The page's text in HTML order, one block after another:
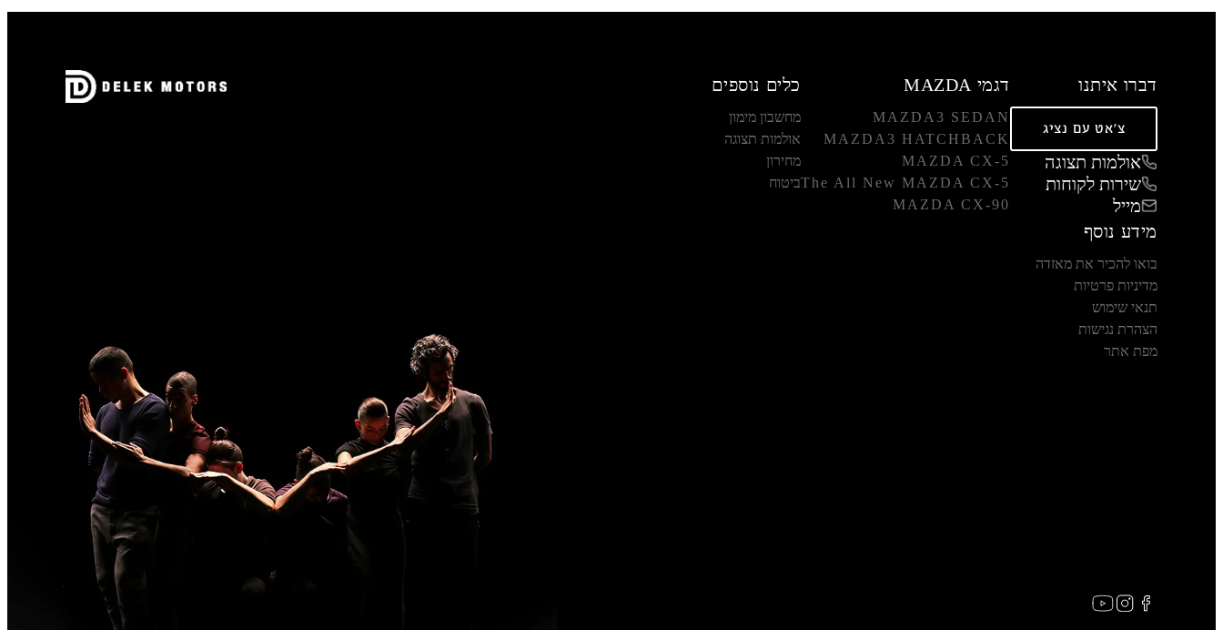
דברו איתנו
צ'אט עם נציג
אולמות תצוגה
שירות לקוחות
מייל
דגמי MAZDA
MAZDA3 SEDAN
MAZDA3 HATCHBACK
MAZDA CX-5
The All New MAZDA CX-5
MAZDA CX-90
כלים נוספים
מחשבון מימון
אולמות תצוגה
מחירון
ביטוח
מידע נוסף
בואו להכיר את מאזדה
מדיניות פרטיות
תנאי שימוש
הצהרת נגישות
מפת אתר